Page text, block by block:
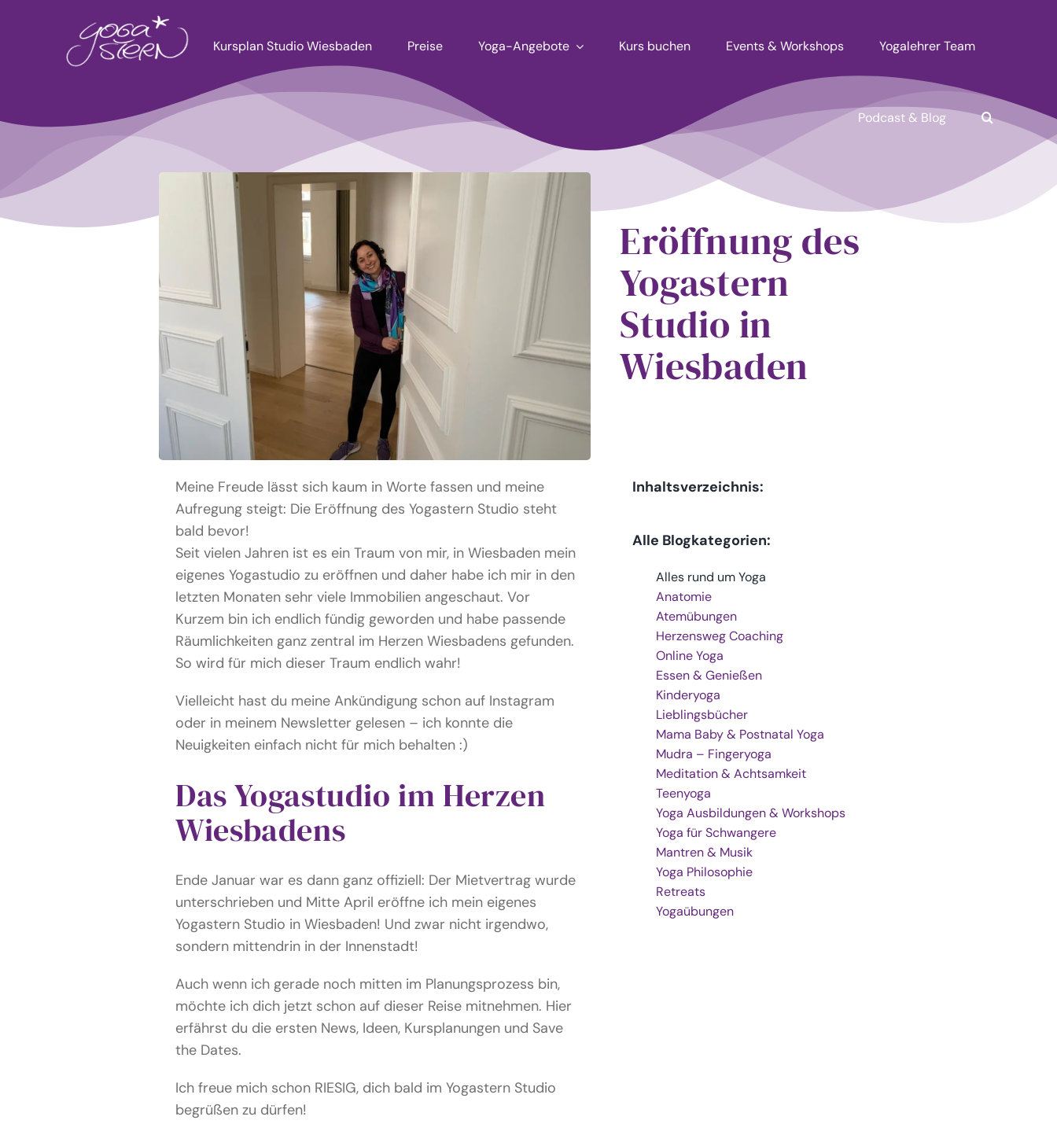
Kursplan Studio Wiesbaden Preise Yoga-Angebote Kurs buchen Events & Workshops Yogalehrer Team
Podcast & Blog
Eröffnung des
Yogastern
Studio in
Wiesbaden
Meine Freude lässt sich kaum in Worte fassen und meine
Aufregung steigt: Die Eröffnung des Yogastern Studio steht
bald bevor!
Seit vielen Jahren ist es ein Traum von mir, in Wiesbaden mein
eigenes Yogastudio zu eröffnen und daher habe ich mir in den
letzten Monaten sehr viele Immobilien angeschaut. Vor
Kurzem bin ich endlich fündig geworden und habe passende
Räumlichkeiten ganz zentral im Herzen Wiesbadens gefunden.
So wird für mich dieser Traum endlich wahr!
Vielleicht hast du meine Ankündigung schon auf Instagram
oder in meinem Newsletter gelesen – ich konnte die
Neuigkeiten einfach nicht für mich behalten :)
Das Yogastudio im Herzen
Wiesbadens
Ende Januar war es dann ganz offiziell: Der Mietvertrag wurde
unterschrieben und Mitte April eröffne ich mein eigenes
Yogastern Studio in Wiesbaden! Und zwar nicht irgendwo,
sondern mittendrin in der Innenstadt!
Auch wenn ich gerade noch mitten im Planungsprozess bin,
möchte ich dich jetzt schon auf dieser Reise mitnehmen. Hier
erfährst du die ersten News, Ideen, Kursplanungen und Save
the Dates.
Ich freue mich schon RIESIG, dich bald im Yogastern Studio
begrüßen zu dürfen!
Inhaltsverzeichnis:
Alle Blogkategorien:
Alles rund um Yoga
Anatomie
Atemübungen
Herzensweg Coaching
Online Yoga
Essen & Genießen
Kinderyoga
Lieblingsbücher
Mama Baby & Postnatal Yoga
Mudra – Fingeryoga
Meditation & Achtsamkeit
Teenyoga
Yoga Ausbildungen & Workshops
Yoga für Schwangere
Mantren & Musik
Yoga Philosophie
Retreats
Yogaübungen